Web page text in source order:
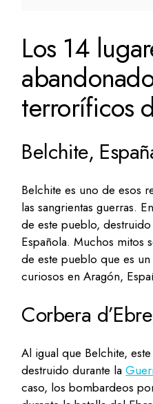
Los 14
terroríficos
Belchite,
Belchite es uno de esos
las sangrientas guerras.
de este pueblo,
Española. Muchos mitos
de este pueblo que es
curiosos en Aragón,
Corbera
Al igual que Belchite,
destruido durante la
caso, los bombardeos